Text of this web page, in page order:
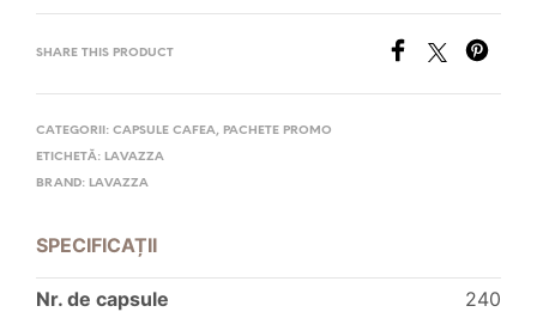
Evaluat la
din 5
SHARE THIS PRODUCT
CATEGORII: CAPSULE CAFEA, PACHETE PROMO
ETICHETĂ: LAVAZZA
BRAND: LAVAZZA
SPECIFICAȚII
Nr. de capsule
240